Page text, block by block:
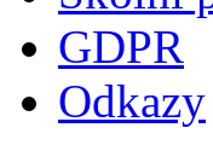
GDPR
Odkazy